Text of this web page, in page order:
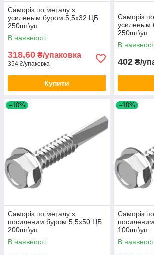
Саморіз по металу з
усиленым буром 5,5х32 ЦБ
250шт\уп.
В наявності
318,60 ₴/упаковка
354 ₴/упаковка
Купити
Саморіз
усиленым
250шт\уп.
В
402 ₴/
–10%
Саморіз по металу з
посиленим буром 5,5х50 ЦБ
200шт\уп.
В наявності
–10%
Саморіз
100шт\уп.
В